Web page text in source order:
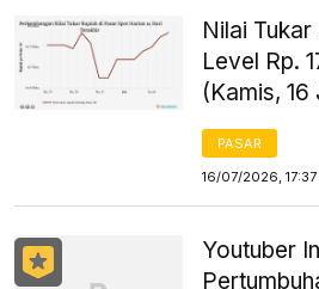
Nilai
Level Rp.
(Kamis,
PASAR
16/07/2026, 17:37
Youtuber